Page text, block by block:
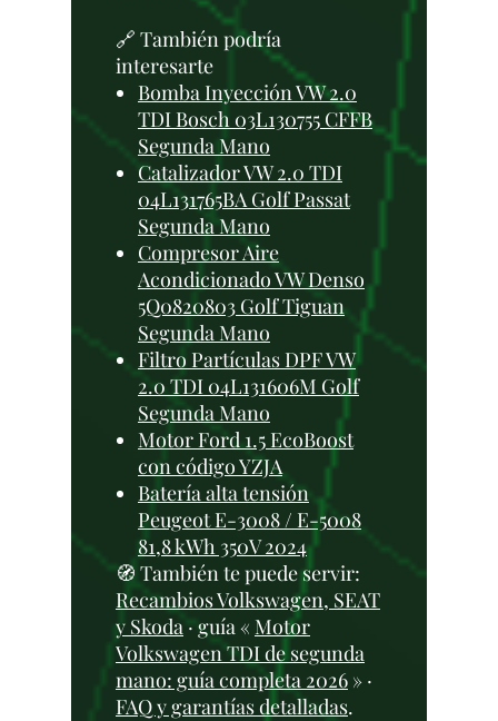
🔗 También podría
interesarte
Bomba Inyección VW 2.0
TDI Bosch 03L130755 CFFB
Segunda Mano
Catalizador VW 2.0 TDI
04L131765BA Golf Passat
Segunda Mano
Compresor Aire
Acondicionado VW Denso
5Q0820803 Golf Tiguan
Segunda Mano
Filtro Partículas DPF VW
2.0 TDI 04L131606M Golf
Segunda Mano
Motor Ford 1.5 EcoBoost
con código YZJA
Batería alta tensión
Peugeot E-3008 / E-5008
81,8 kWh 350V 2024
🧭 También te puede servir:
Recambios Volkswagen, SEAT
y Skoda· guía « Motor
Volkswagen TDI de segunda
mano: guía completa 2026 » ·
FAQ y garantías detalladas.